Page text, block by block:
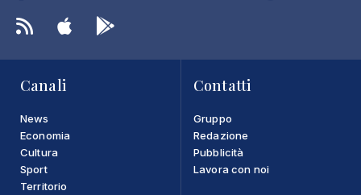
Canali
News
Economia
Cultura
Sport
Territorio
Contatti
Gruppo
Redazione
Pubblicità
Lavora con noi